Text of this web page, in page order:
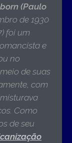
(Paulo
de 1930
foi um
e
no
de suas
com
Como
de seu